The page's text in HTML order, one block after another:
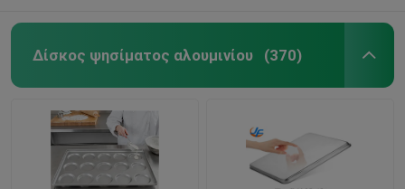
Δίσκος ψησίματος αλουμινίου (370)